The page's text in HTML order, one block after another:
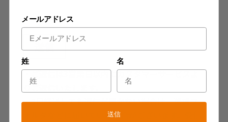
・ご返信は3営業日以内にカスタマーサービスよ
りご返信いたします。
・3日経過しても返信が届かない場合は、迷惑フ
ォルダなどに届いている場合がございます。受信
メールアドレス
姓 名
送信